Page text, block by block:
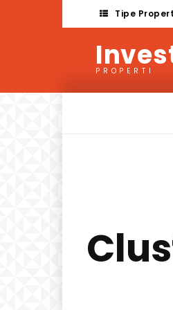
Tipe
PROPERTI